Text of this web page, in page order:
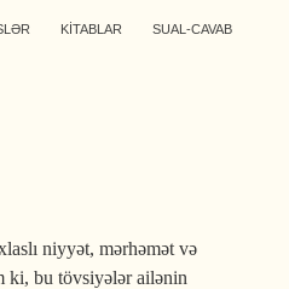
KİTABLAR SUAL-CAVAB
niyyət, mərhəmət və
ki, bu tövsiyələr ailənin